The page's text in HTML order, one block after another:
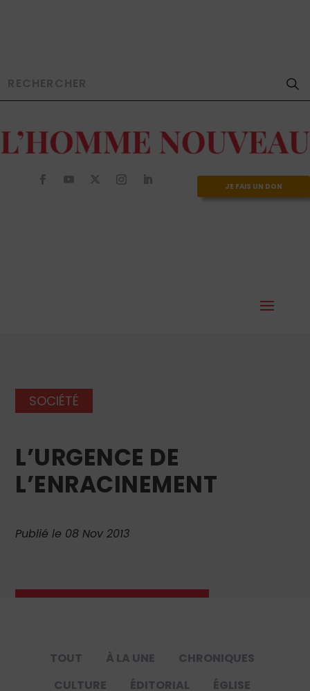
JE FAIS UN DON
SOCIÉTÉ
L’URGENCE DE
L’ENRACINEMENT
Publié le 08 Nov 2013
TOUT À LA UNE
CHRONIQUES
CULTURE
ÉDITORIAL
ÉGLISE